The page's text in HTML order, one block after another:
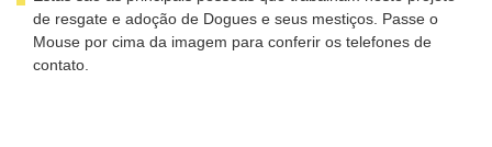
de resgate e adoção de Dogues e seus mestiços. Passe o
Mouse por cima da imagem para conferir os telefones de
contato.